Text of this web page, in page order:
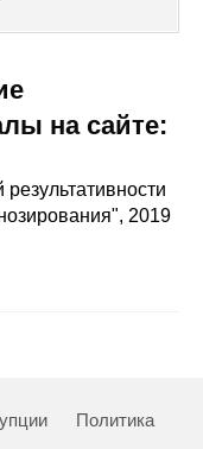
на сайте:
2019
Политика